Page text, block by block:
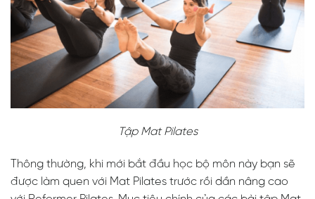
Tập Mat Pilates
Thông thường, khi mới bắt đầu học bộ môn này bạn sẽ
được làm quen với Mat Pilates trước rồi dần nâng cao